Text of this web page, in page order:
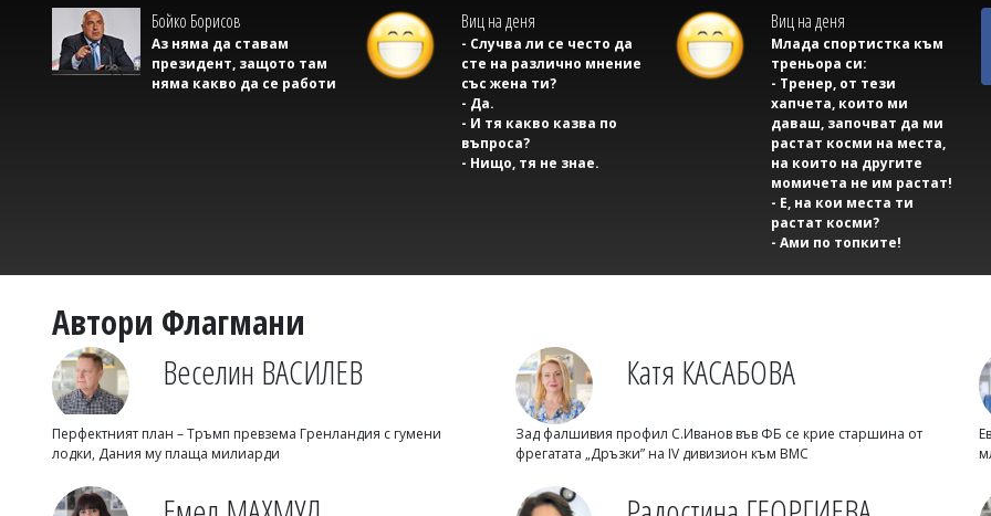
Бойко Борисов
Аз няма да ставам
президент, защото там
няма какво да се работи
Виц на деня
- Случва ли се често да
сте на различно мнение
със жена ти?
- Да.
- И тя какво казва по
въпроса?
- Нищо, тя не знае.
Виц на деня
Млада спортистка към
треньора си:
- Тренер, от тези
хапчета, които ми
даваш, започват да ми
растат косми на места,
на които на другите
момичета не им растат!
- Е, на кои места ти
растат косми?
- Ами по топките!
Автори Флагмани
Веселин ВАСИЛЕВ
Перфектният план – Тръмп превзема Гренландия с гумени
лодки, Дания му плаща милиарди
Катя КАСАБОВА
Зад фалшивия профил С.Иванов във ФБ се крие старшина от
фрегатата „Дръзки” на IV дивизион към ВМС